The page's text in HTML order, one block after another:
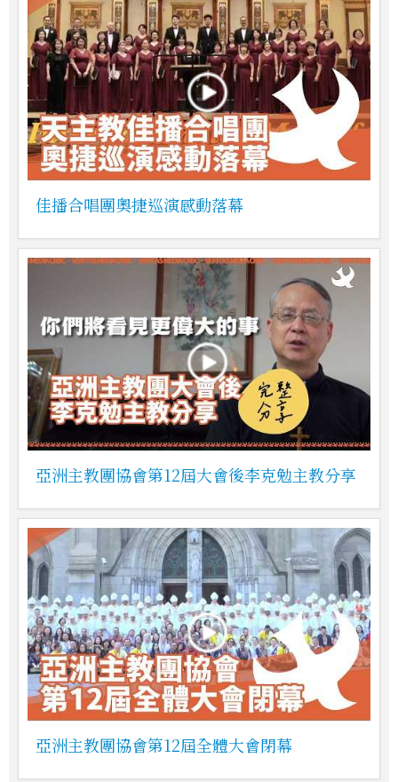
佳播合唱團奧捷巡演感動落幕
亞洲主教團協會第12屆大會後李克勉主教分享
亞洲主教團協會第12屆全體大會閉幕